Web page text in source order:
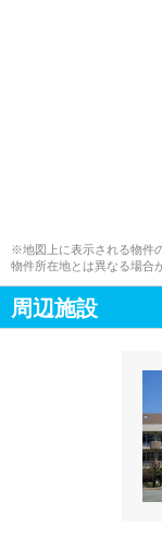
※地図上に表示される物件
物件所在地とは異なる場合
周辺施設